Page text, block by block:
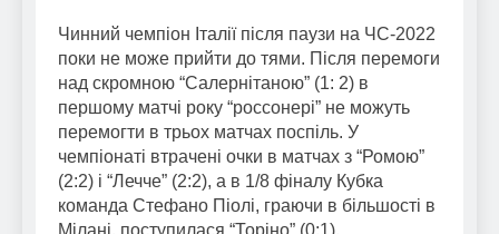
Чинний чемпіон Італії після паузи на ЧС-2022
поки не може прийти до тями. Після перемоги
над скромною “Салернітаною” (1: 2) в
першому матчі року “россонері” не можуть
перемогти в трьох матчах поспіль. У
чемпіонаті втрачені очки в матчах з “Ромою”
(2:2) і “Лечче” (2:2), а в 1/8 фіналу Кубка
команда Стефано Піолі, граючи в більшості в
Мілані, поступилася “Торіно” (0:1).